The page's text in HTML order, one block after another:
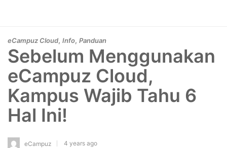
eCampuz Cloud, Info, Panduan
Sebelum Menggunakan
eCampuz Cloud,
Kampus Wajib Tahu 6
Hal Ini!
eCampuz 4 years ago